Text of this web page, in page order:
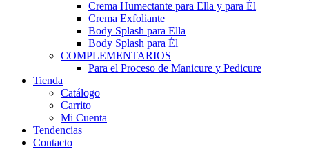
Crema Humectante para Ella y para Él
Crema Exfoliante
Body Splash para Ella
Body Splash para Él
COMPLEMENTARIOS
Para el Proceso de Manicure y Pedicure
Tienda
Catálogo
Carrito
Mi Cuenta
Tendencias
Contacto